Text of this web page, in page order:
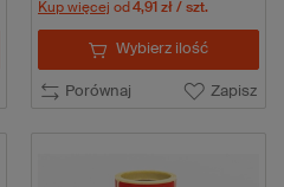
Kup więcej od 4,91 zł / szt.
Porównaj Zapisz
Wybierz ilość